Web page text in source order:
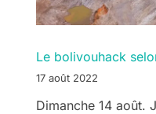
Le bolivouhack
17 août 2022
Dimanche 14 août.